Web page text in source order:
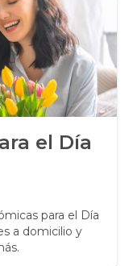
el Día
para el Día
a domicilio y